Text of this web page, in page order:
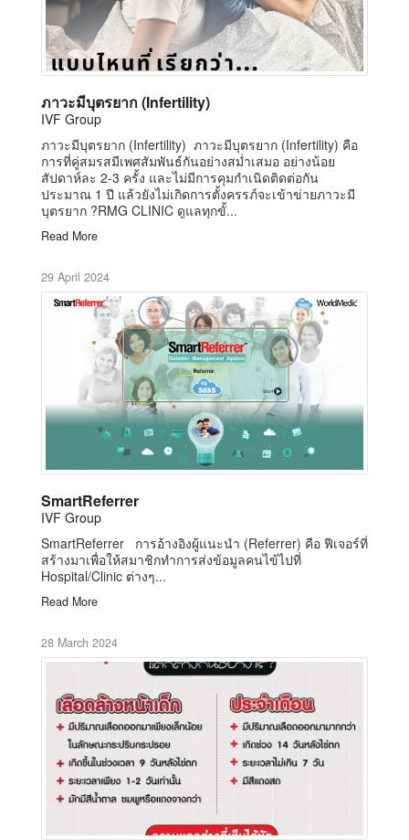
ภาวะมีบุตรยาก (Infertility)
IVF Group
ภาวะมีบุตรยาก (Infertility) ภาวะมีบุตรยาก (Infertility) คือ
การที่คู่สมรสมีเพศสัมพันธ์กันอย่างสม่ำเสมอ อย่างน้อย
สัปดาห์ละ 2-3 ครั้ง และไม่มีการคุมกำเนิดติดต่อกัน
ประมาณ 1 ปี แล้วยังไม่เกิดการตั้งครรภ์จะเข้าข่ายภาวะมี
บุตรยาก ?RMG CLINIC ดูแลทุกขั้...
Read More
29 April 2024
SmartReferrer
IVF Group
SmartReferrer การอ้างอิงผู้แนะนำ (Referrer) คือ ฟีเจอร์ที่
สร้างมาเพื่อให้สมาชิกทำการส่งข้อมูลคนไข้ไปที่
Hospital/Clinic ต่างๆ...
Read More
28 March 2024